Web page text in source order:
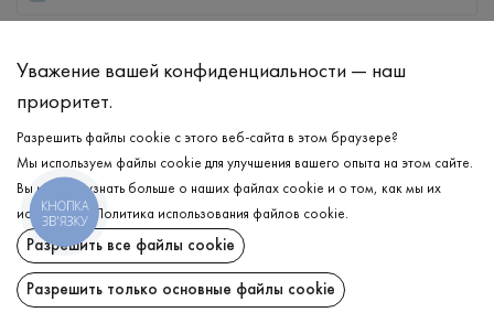
XS
ДОБАВИТЬ В КОРЗИНУ
ВЫБЕРИТЕ РАЗМЕР
Футболка
ДОБАВИТЬ В КОРЗИНУ
ОПИСАНИЕ
Уважение вашей конфиденциальности — наш
приоритет.
Разрешить файлы cookie с этого веб-сайта в этом браузере?
Мы используем файлы cookie для улучшения вашего опыта на этом сайте.
Вы можете узнать больше о наших файлах cookie и о том, как мы их
используем.
Политика использования файлов cookie.
Разрешить все файлы cookie
Разрешить только основные файлы cookie
КНОПКА
ЗВ'ЯЗКУ